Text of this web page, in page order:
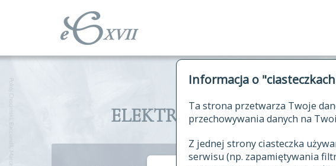
Informacja o
Ta strona przetwarza Twoje
przechowywania danych na
Z jednej strony ciasteczka
serwisu (np. zapamiętywania
ELEKTRONICZNY